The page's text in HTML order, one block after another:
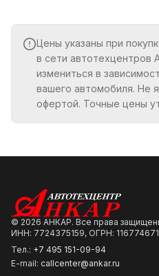
Цены указаны при
в сети автотехцентров
измениться в
вашего автомобиля. Не
офертой. Точные цены
© 2026 АНКАР. Все права
ИНН: 7724375159, ОГРН:
Тел.: +7 495 151-09-94
E-mail: callcenter@ankar.ru